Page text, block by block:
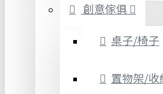
創意傢俱
桌子/椅子
置物架/收